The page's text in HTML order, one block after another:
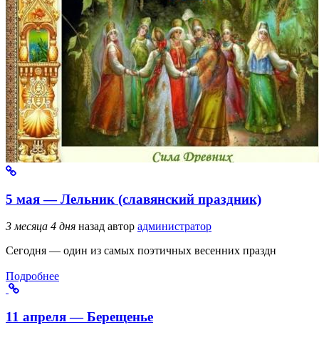
5 мая — Лельник (славянский праздник)
3 месяца 4 дня назад автор администратор
Сегодня — один из самых поэтичных весенних праздн
Подробнее
11 апреля — Берещенье